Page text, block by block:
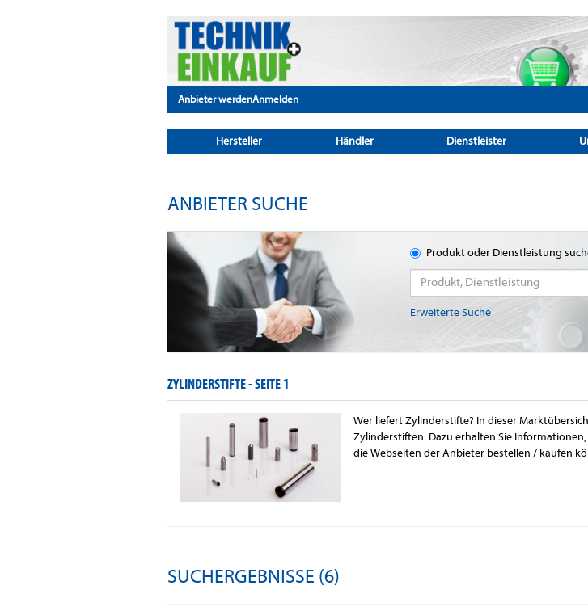
Anbieter werdenAnmelden
Hersteller Händler Dienstleister
ANBIETER SUCHE
Produkt oder Dienstleistung
Erweiterte Suche
ZYLINDERSTIFTE -SEITE 1
Wer liefert Zylinderstifte? In dieser
Zylinderstiften. Dazu erhalten Sie
die Webseiten der Anbieter bestellen / kaufen
SUCHERGEBNISSE (6)